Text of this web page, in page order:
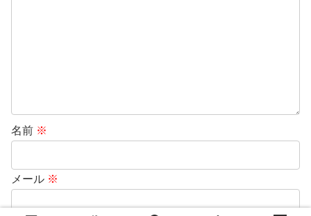
名前 ※
メール ※